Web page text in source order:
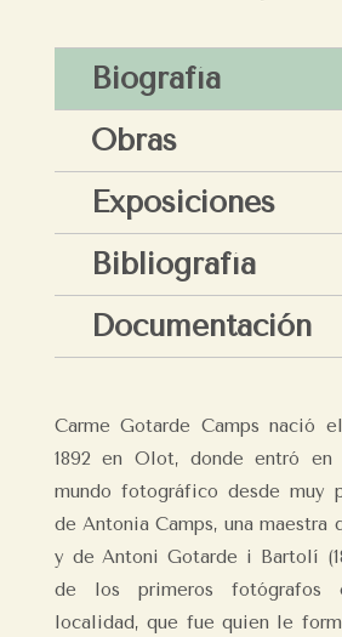
Biografía
Obras
Exposiciones
Bibliografía
Documentación
Carme Gotarde Camps nació
1892 en Olot, donde entró
mundo fotográfico desde muy
de Antonia Camps, una maestra
y de Antoni Gotarde i Bartolí
de los primeros fotógrafos
localidad, que fue quien le